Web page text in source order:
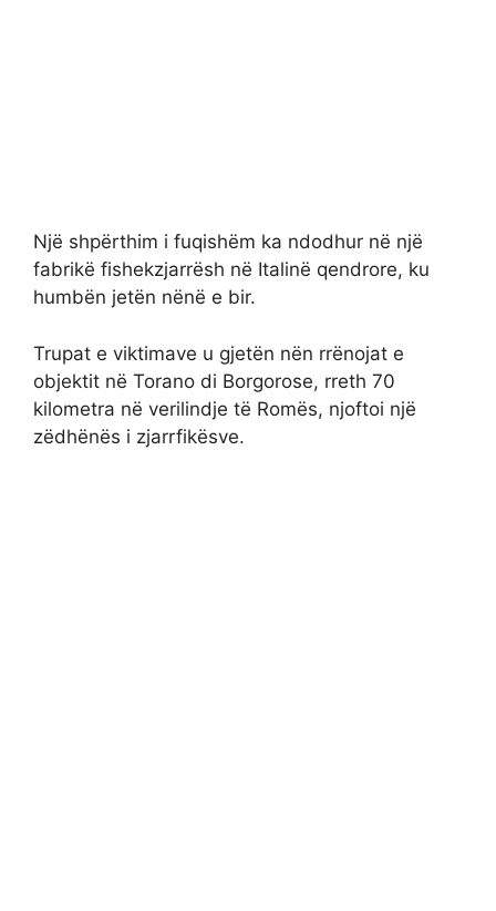
Një shpërthim i fuqishëm ka ndodhur në një
fabrikë fishekzjarrësh në Italinë qendrore, ku
humbën jetën nënë e bir.
Trupat e viktimave u gjetën nën rrënojat e
objektit në Torano di Borgorose, rreth 70
kilometra në verilindje të Romës, njoftoi një
zëdhënës i zjarrfikësve.